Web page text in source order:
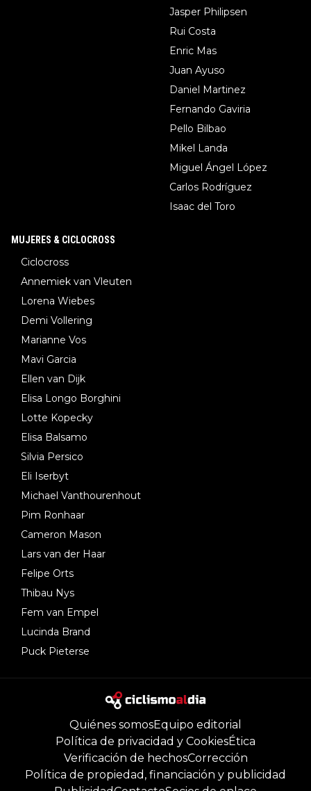
Jasper Philipsen
Rui Costa
Enric Mas
Juan Ayuso
Daniel Martinez
Fernando Gaviria
Pello Bilbao
Mikel Landa
Miguel Ángel López
Carlos Rodríguez
Isaac del Toro
MUJERES & CICLOCROSS
Ciclocross
Annemiek van Vleuten
Lorena Wiebes
Demi Vollering
Marianne Vos
Mavi Garcia
Ellen van Dijk
Elisa Longo Borghini
Lotte Kopecky
Elisa Balsamo
Silvia Persico
Eli Iserbyt
Michael Vanthourenhout
Pim Ronhaar
Cameron Mason
Lars van der Haar
Felipe Orts
Thibau Nys
Fem van Empel
Lucinda Brand
Puck Pieterse
Quiénes somosEquipo editorial
Política de privacidad y CookiesÉtica
Verificación de hechosCorrección
Política de propiedad, financiación y publicidad